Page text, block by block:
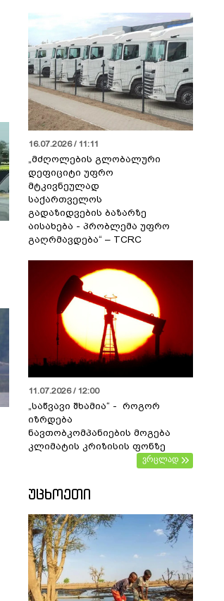
16.07.2026 / 11:11
„მძღოლების გლობალური
დეფიციტი უფრო
მტკივნეულად
საქართველოს
გადაზიდვების ბაზარზე
აისახება - პრობლემა უფრო
გაღრმავდება“ – TCRC
11.07.2026 / 12:00
„საწვავი შხამია“ - როგორ
იზრდება
ნავთობკომპანიების მოგება
კლიმატის კრიზისის ფონზე
ვრცლად
ᲣᲪᲮᲝᲔᲗᲘ